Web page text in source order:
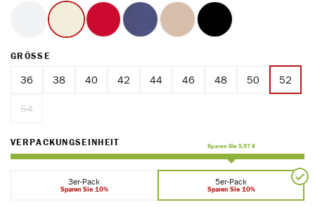
weiss ecru marine schwarz
GRÖSSE AUSWÄHLEN
36 38 40 42 44 46 48 50 52
54(Diese Option ist zurzeit nicht verfügbar.)
VERPACKUNGSEINHEITAUSWÄHLEN Sparen Sie 5,97 €
3er-Pack
Sparen Sie 10%
5er-Pack
Sparen Sie 10%